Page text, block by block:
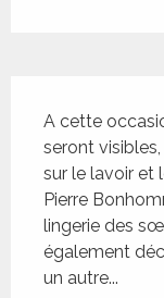
A cette
seront
sur le lavoir et
Pierre
lingerie des
également
un autre...